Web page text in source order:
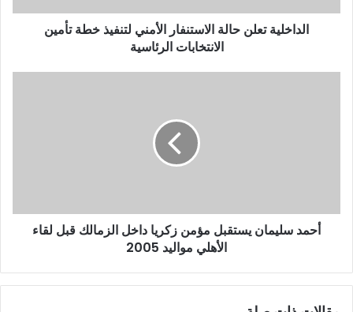
الداخلية تعلن حالة الاستنفار الأمني لتنفيذ خطة تأمين
الانتخابات الرئاسية
أحمد سليمان يستقبل مؤمن زكريا داخل الزمالك قبل لقاء
الأهلي مواليد 2005